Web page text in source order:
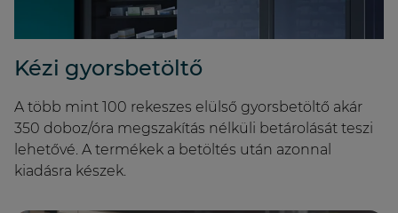
Kézi gyorsbetöltő
A több mint 100 rekeszes elülső gyorsbetöltő akár
350 doboz/óra megszakítás nélküli betárolását teszi
lehetővé. A termékek a betöltés után azonnal
kiadásra készek.